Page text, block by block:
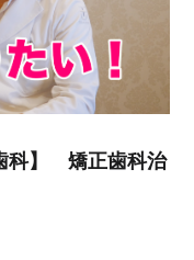
科】 矯正歯科治